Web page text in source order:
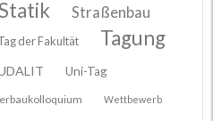
Straßenbau
der Fakultät Tagung
Uni-Tag
Wettbewerb